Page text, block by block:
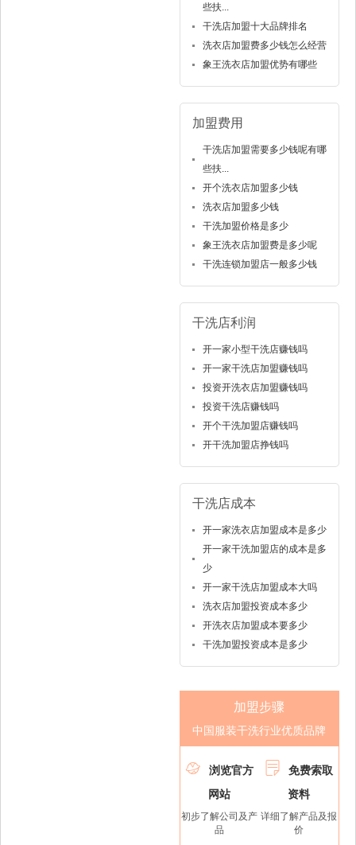
些扶...
干洗店加盟十大品牌排名
洗衣店加盟费多少钱怎么经营
象王洗衣店加盟优势有哪些
加盟费用
干洗店加盟需要多少钱呢有哪
些扶...
开个洗衣店加盟多少钱
洗衣店加盟多少钱
干洗加盟价格是多少
象王洗衣店加盟费是多少呢
干洗连锁加盟店一般多少钱
干洗店利润
开一家小型干洗店赚钱吗
开一家干洗店加盟赚钱吗
投资开洗衣店加盟赚钱吗
投资干洗店赚钱吗
开个干洗加盟店赚钱吗
开干洗加盟店挣钱吗
干洗店成本
开一家洗衣店加盟成本是多少
开一家干洗加盟店的成本是多
少
开一家干洗店加盟成本大吗
洗衣店加盟投资成本多少
开洗衣店加盟成本要多少
干洗加盟投资成本是多少
加盟步骤
中国服装干洗行业优质品牌

浏览官方
网站
初步了解公司及产
品

免费索取
资料
详细了解产品及报
价